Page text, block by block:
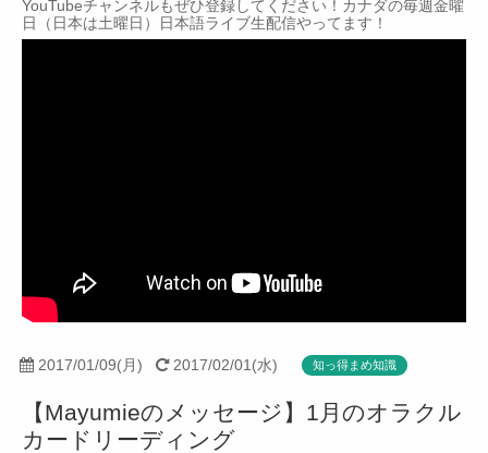
Contact
YouTubeチャンネルもぜひ登録してください！カナダの毎週金曜
日（日本は土曜日）日本語ライブ生配信やってます！
2017/01/09(月) 2017/02/01(水) 知っ得まめ知識
【Mayumieのメッセージ】1月のオラクル
カードリーディング